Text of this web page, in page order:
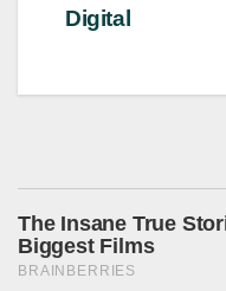
Digital